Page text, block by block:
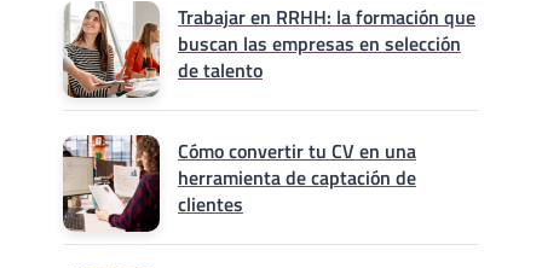
Trabajar en RRHH: la formación que
buscan las empresas en selección
de talento
Cómo convertir tu CV en una
herramienta de captación de
clientes